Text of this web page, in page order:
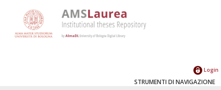
Login
STRUMENTI DI NAVIGAZIONE